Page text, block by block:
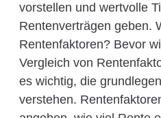
vorstellen und wertvolle
Rentenverträgen geben.
Rentenfaktoren? Bevor
Vergleich von
es wichtig, die
verstehen.